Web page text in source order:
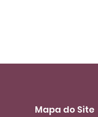
Mapa do Site